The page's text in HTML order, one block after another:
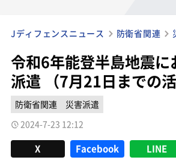
Jディフェンスニュース 防衛省関連
令和6年能登半島地震に
派遣 （7月21日までの活
防衛省関連
災害派遣
2024-7-23 12:12
X Facebook LINE